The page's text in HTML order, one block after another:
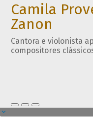
Camila
Zanon
Cantora e violonista
compositores